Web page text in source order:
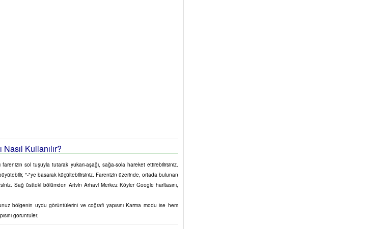
Kullanılır?
farenizin sol tuşuyla tutarak yukarı-aşağı, sağa-sola hareket ettirebilirsiniz.
"-"ye basarak küçültebilirsiniz. Farenizin üzerinde, ortada bulunan
Sağ üstteki bölümden Artvin Arhavi Merkez Köyler Google haritasını,
bölgenin uydu görüntülerini ve coğrafi yapısını Karma modu ise hem
görüntüler.